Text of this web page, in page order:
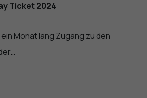
Ticket 2024
Monat lang Zugang zu den